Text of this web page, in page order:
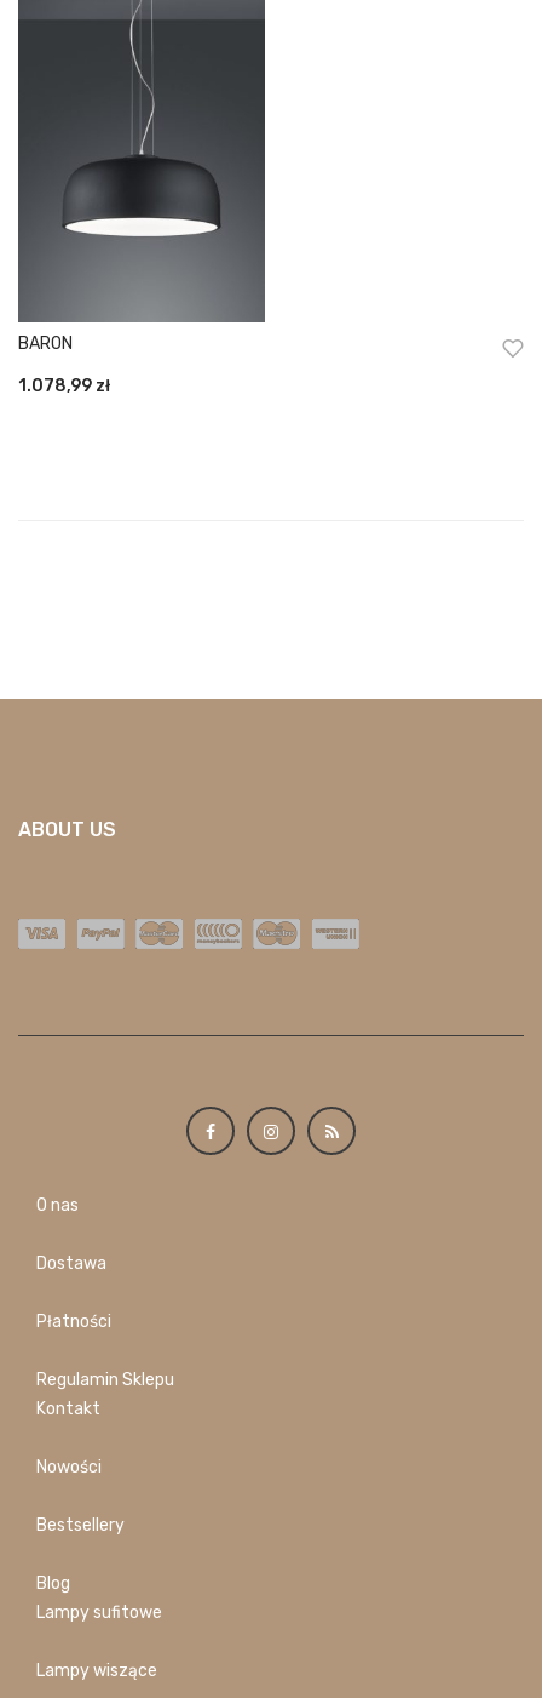
BARON
1.078,99 zł
ABOUT US
O nas
Dostawa
Płatności
Regulamin Sklepu
Kontakt
Nowości
Bestsellery
Blog
Lampy sufitowe
Lampy wiszące